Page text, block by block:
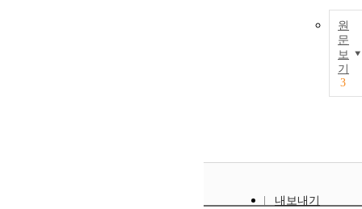
원
문
보
기
3
내보내기